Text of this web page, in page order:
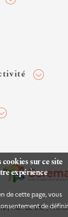
sur ce site
expérience
de cette page, vous
de définir
(DTRF)
Plan du site